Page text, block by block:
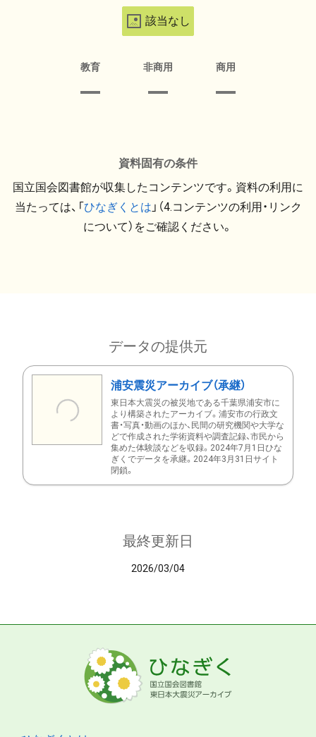
該当なし
教育 非商用 商用
資料固有の条件
国立国会図書館が収集したコンテンツです。資料の利用に
当たっては、「ひなぎくとは 」（4.コンテンツの利用・リンク
について）をご確認ください。
データの提供元
浦安震災アーカイブ（承継）
東日本大震災の被災地である千葉県浦安市に
より構築されたアーカイブ。浦安市の行政文
書・写真・動画のほか、民間の研究機関や大学な
どで作成された学術資料や調査記録、市民から
集めた体験談などを収録。2024年7月1日ひな
ぎくでデータを承継。2024年3月31日サイト
閉鎖。
最終更新日
2026/03/04